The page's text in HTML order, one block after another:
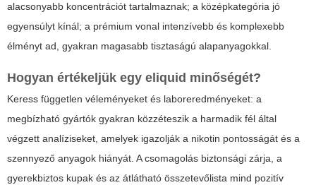
alacsonyabb koncentrációt tartalmaznak; a középkategória jó
egyensúlyt kínál; a prémium vonal intenzívebb és komplexebb
élményt ad, gyakran magasabb tisztaságú alapanyagokkal.
Hogyan értékeljük egy eliquid minőségét?
Keress független véleményeket és laboreredményeket: a
megbízható gyártók gyakran közzéteszik a harmadik fél által
végzett analíziseket, amelyek igazolják a nikotin pontosságát és a
szennyező anyagok hiányát. A csomagolás biztonsági zárja, a
gyerekbiztos kupak és az átlátható összetevőlista mind pozitív